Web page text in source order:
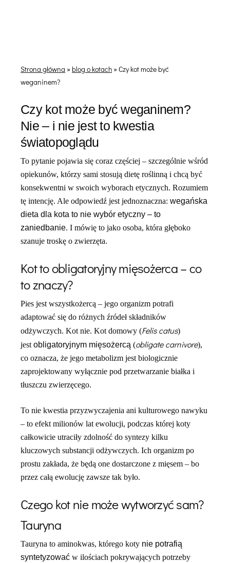
Strona główna »blog o kotach »Czy kot może być
weganinem?
Czy kot może być weganinem?
Nie – i nie jest to kwestia
światopoglądu
To pytanie pojawia się coraz częściej – szczególnie wśród
opiekunów, którzy sami stosują dietę roślinną i chcą być
konsekwentni w swoich wyborach etycznych. Rozumiem
tę intencję. Ale odpowiedź jest jednoznaczna:wegańska
dieta dla kota to nie wybór etyczny – to
zaniedbanie. I mówię to jako osoba, która głęboko
szanuje troskę o zwierzęta.
Kot to obligatoryjny mięsożerca – co
to znaczy?
Pies jest wszystkożercą – jego organizm potrafi
adaptować się do różnych źródeł składników
odżywczych. Kot nie. Kot domowy (Felis catus)
jestobligatoryjnym mięsożercą (obligate carnivore),
co oznacza, że jego metabolizm jest biologicznie
zaprojektowany wyłącznie pod przetwarzanie białka i
tłuszczu zwierzęcego.
To nie kwestia przyzwyczajenia ani kulturowego nawyku
– to efekt milionów lat ewolucji, podczas której koty
całkowicie utraciły zdolność do syntezy kilku
kluczowych substancji odżywczych. Ich organizm po
prostu zakłada, że będą one dostarczone z mięsem – bo
przez całą ewolucję zawsze tak było.
Czego kot nie może wytworzyć sam?
Tauryna
Tauryna to aminokwas, którego koty nie potrafią
syntetyzować w ilościach pokrywających potrzeby